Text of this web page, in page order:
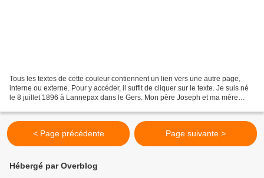
Tous les textes de cette couleur contiennent un lien vers une autre page,
interne ou externe. Pour y accéder, il suffit de cliquer sur le texte. Je suis né
le 8 juillet 1896 à Lannepax dans le Gers. Mon père Joseph et ma mère
< Page précédente Page suivante >
Hébergé par Overblog